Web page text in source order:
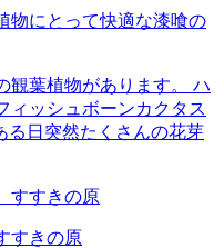
にとって快適な漆喰の
観葉植物があります。 ハ
ィッシュボーンカクタス
る日突然たくさんの花芽
すきの原